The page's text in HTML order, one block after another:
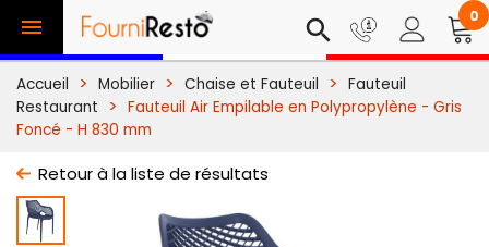
 search 0
Accueil Mobilier Chaise et Fauteuil
Fauteuil
Restaurant
Fauteuil Air Empilable en Polypropylène - Gris
Foncé - H 830 mm
Retour à la liste de résultats